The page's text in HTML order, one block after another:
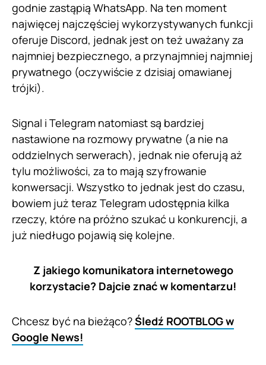
godnie zastąpią WhatsApp. Na ten moment
najwięcej najczęściej wykorzystywanych funkcji
oferuje Discord, jednak jest on też uważany za
najmniej bezpiecznego, a przynajmniej najmniej
prywatnego (oczywiście z dzisiaj omawianej
trójki).
Signal i Telegram natomiast są bardziej
nastawione na rozmowy prywatne (a nie na
oddzielnych serwerach), jednak nie oferują aż
tylu możliwości, za to mają szyfrowanie
konwersacji. Wszystko to jednak jest do czasu,
bowiem już teraz Telegram udostępnia kilka
rzeczy, które na próżno szukać u konkurencji, a
już niedługo pojawią się kolejne.
Z jakiego komunikatora internetowego
korzystacie? Dajcie znać w komentarzu!
Chcesz być na bieżąco?Śledź ROOTBLOG w
Google News!